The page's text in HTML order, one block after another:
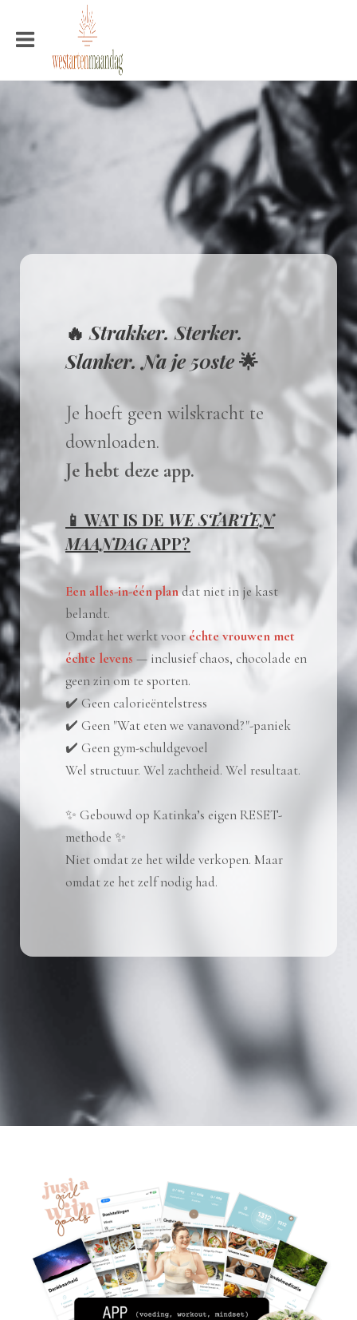
🔥Strakker. Sterker.
Slanker. Na je 50ste🌟
Je hoeft geen wilskracht te
downloaden.
Je hebt deze app.
📱 WAT IS DE WE STARTEN
MAANDAGAPP?
Een alles-in-één plandat niet in je kast
belandt.
Omdat het werkt voor échte vrouwen met
échte levens — inclusief chaos, chocolade en
geen zin om te sporten.
✔️ Geen calorieëntelstress
✔️ Geen "Wat eten we vanavond?"-paniek
✔️ Geen gym-schuldgevoel
Wel structuur. Wel zachtheid. Wel resultaat.
✨ Gebouwd op Katinka’s eigen RESET-
methode ✨
Niet omdat ze het wilde verkopen. Maar
omdat ze het zelf nodig had.